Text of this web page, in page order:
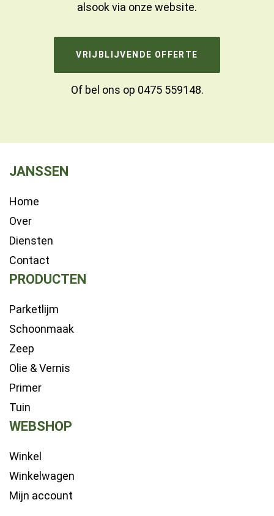
alsook via onze website.
VRIJBLIJVENDE OFFERTE
Of bel ons op 0475 559148.
JANSSEN
Home
Over
Diensten
Contact
PRODUCTEN
Parketlijm
Schoonmaak
Zeep
Olie & Vernis
Primer
Tuin
WEBSHOP
Winkel
Winkelwagen
Mijn account